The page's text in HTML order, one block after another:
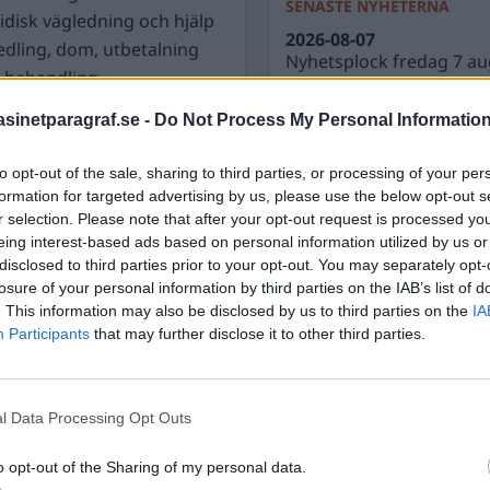
- Do Not Process My Personal Information
opt-out of the sale, sharing to third parties, or processing of your
for targeted advertising by us, please use the below opt-out
selection. Please note that after your opt-out request is processed
interest-based ads based on personal information utilized by us
to third parties prior to your opt-out. You may separately
of your personal information by third parties on the IAB’s list of
This information may also be disclosed by us to third parties on the
Participants that may further disclose it to other third parties.
Data Processing Opt Outs
opt-out of the Sharing of my personal data.
vägledning och hjälp
dom, utbetalning
i hela landet
Brottsoffercentrum
stödpersoner,
befinner sig. Det
särskilt för dem i
förändrad
det traditionella
sida vid sida med
SENASTE NYHETERNA
Nyhetsplock fredag 7
2026-08-07
Döda pensionärer är ett
Nyhetsplock torsdag 6
2026-08-06
Tomma löften från
2026-08-05
Nyhetsplock onsdag 5
2026-08-05